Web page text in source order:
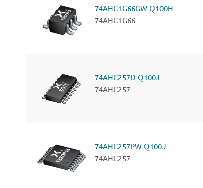
74AHC1G66GW-Q100H
74AHC1G66
74AHC257D-Q100J
74AHC257
74AHC257PW-Q100J
74AHC257